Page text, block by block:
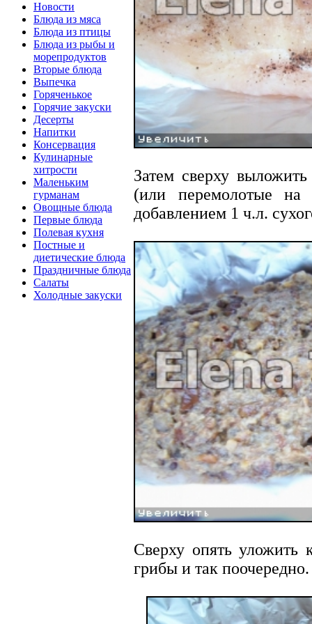
Новости
Блюда из мяса
Блюда из птицы
Блюда из рыбы и
морепродуктов
Вторые блюда
Выпечка
Горяченькое
Горячие закуски
Десерты
Напитки
Консервация
Кулинарные
хитрости
Маленьким
гурманам
Овощные блюда
Первые блюда
Полевая кухня
Постные и
диетические блюда
Праздничные блюда
Салаты
Холодные закуски
Затем сверху
(или перемолотые
добавлением 1 ч.л.
Сверху опять уложить
грибы и так поочередно.